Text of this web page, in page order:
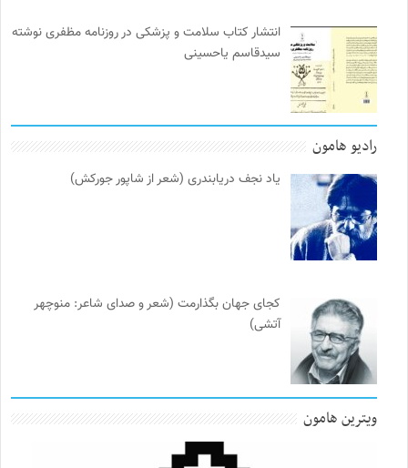
انتشار کتاب سلامت و پزشکی در روزنامه مظفری نوشته
سیدقاسم یاحسینی
رادیو هامون
یاد نجف دریابندری (شعر از شاپور جورکش)
کجای جهان بگذارمت (شعر و صدای شاعر: منوچهر
آتشی)
ویترین هامون